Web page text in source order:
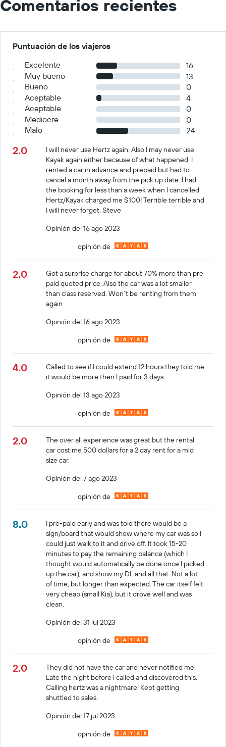
Comentarios recientes
Puntuación de los viajeros
Excelente
16
Muy bueno
13
Bueno
0
Aceptable
4
Aceptable
0
Mediocre
0
Malo
24
2.0
I will never use Hertz again. Also I may never use
Kayak again either because of what happened. I
rented a car in advance and prepaid but had to
cancel a month away from the pick up date. I had
the booking for less than a week when I cancelled.
Hertz/Kayak charged me $100! Terrible terrible and
I will never forget. Steve
Opinión del 16 ago 2023
opinión de
2.0
Got a surprise charge for about 70% more than pre
paid quoted price. Also the car was a lot smaller
than class reserved. Won’t be renting from them
again
Opinión del 16 ago 2023
opinión de
4.0
Called to see if I could extend 12 hours they told me
it would be more then I paid for 3 days.
Opinión del 13 ago 2023
opinión de
2.0
The over all experience was great but the rental
car cost me 500 dollars for a 2 day rent for a mid
size car.
Opinión del 7 ago 2023
opinión de
8.0
I pre-paid early and was told there would be a
sign/board that would show where my car was so I
could just walk to it and drive off. It took 15-20
minutes to pay the remaining balance (which I
thought would automatically be done once I picked
up the car), and show my DL and all that. Not a lot
of time, but longer than expected. The car itself felt
very cheap (small Kia), but it drove well and was
clean.
Opinión del 31 jul 2023
opinión de
2.0
They did not have the car and never notified me.
Late the night before i called and discovered this.
Calling hertz was a nightmare. Kept getting
shuttled to sales.
Opinión del 17 jul 2023
opinión de